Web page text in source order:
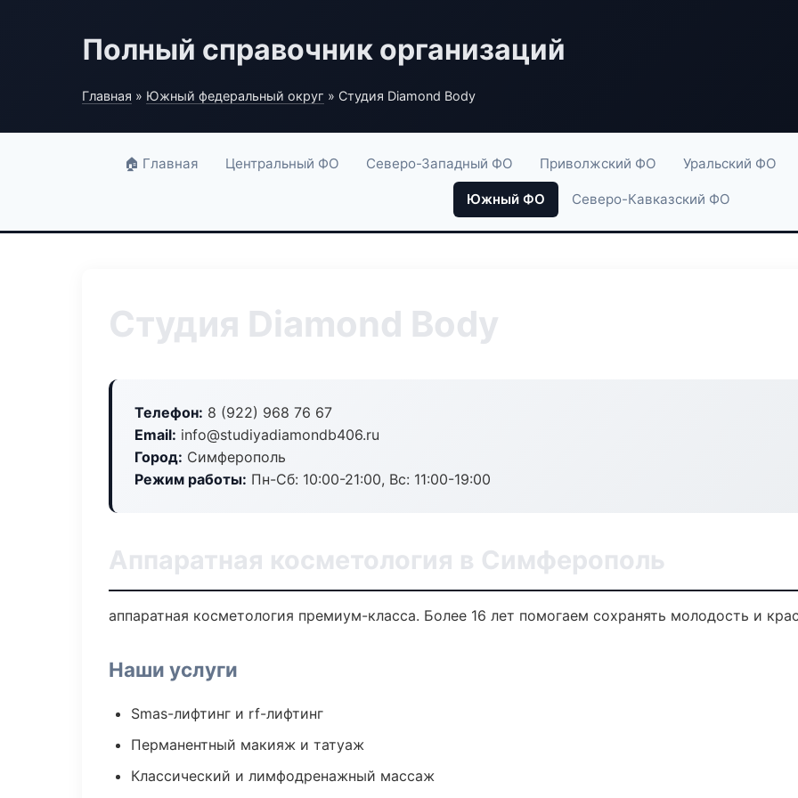
Полный справочник организаций
Главная » Южный федеральный округ » Студия Diamond Body
🏠 Главная Центральный ФО Северо-Западный ФО Приволжский ФО Уральский ФО
Южный ФО Северо-Кавказский ФО
Студия Diamond Body
Телефон: 8 (922) 968 76 67
Email: info@studiyadiamondb406.ru
Город: Симферополь
Режим работы: Пн-Сб: 10:00-21:00, Вс: 11:00-19:00
Аппаратная косметология в Симферополь
аппаратная косметология премиум-класса. Более 16 лет помогаем сохранять молодость и
Наши услуги
Smas-лифтинг и rf-лифтинг
Перманентный макияж и татуаж
Классический и лимфодренажный массаж